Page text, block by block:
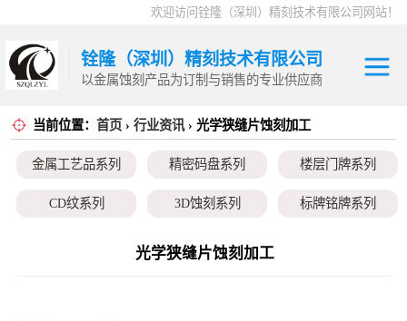
欢迎访问铨隆（深圳）精刻技术有限公司网站！
铨隆（深圳）精刻技术有限公司
以金属蚀刻产品为订制与销售的专业供应商
当前位置： 首页 › 行业资讯› 光学狭缝片蚀刻加工
金属工艺品系列 精密码盘系列 楼层门牌系列
CD纹系列 3D蚀刻系列 标牌铭牌系列
磁性治具钢片系列
光学狭缝片蚀刻加工
金属工艺品系列
精密码盘系列